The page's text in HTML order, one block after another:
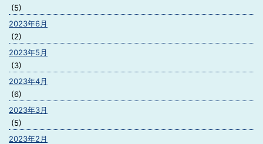
(5)
2023年6月
(2)
2023年5月
(3)
2023年4月
(6)
2023年3月
(5)
2023年2月